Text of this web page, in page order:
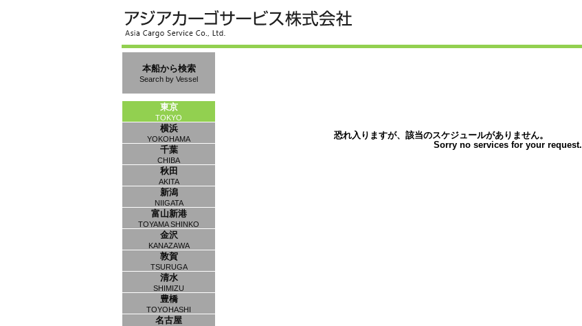
本船から検索
Search by Vessel
東京
TOKYO
横浜
YOKOHAMA
千葉
CHIBA
秋田
AKITA
新潟
NIIGATA
富山新港
TOYAMA SHINKO
金沢
KANAZAWA
敦賀
TSURUGA
清水
SHIMIZU
豊橋
TOYOHASHI
名古屋
恐れ入りますが、該当のスケジュールがありません。
Sorry no services for your request.